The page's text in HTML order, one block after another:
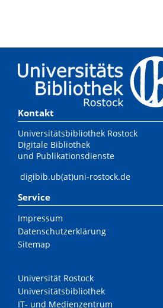
Kontakt
Universitätsbibliothek Rostock
Digitale Bibliothek
und Publikationsdienste
digibib.ub(at)uni-rostock.de
Service
Impressum
Datenschutzerklärung
Sitemap
Universität Rostock
Universitätsbibliothek
IT- und Medienzentrum